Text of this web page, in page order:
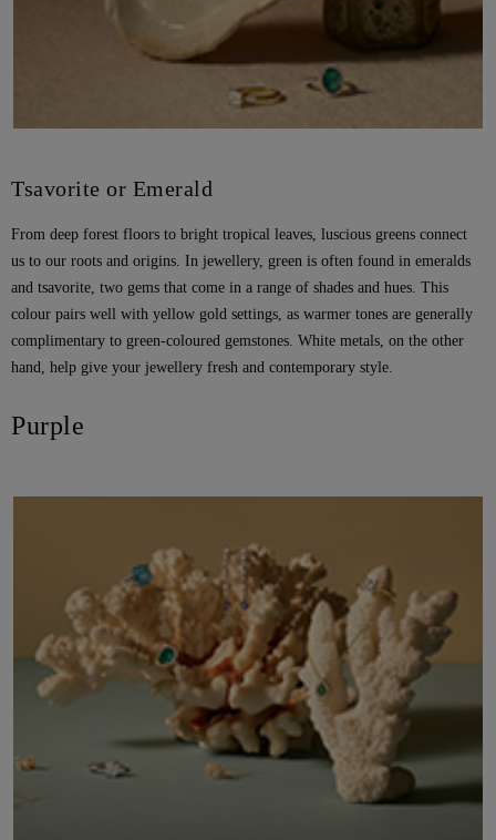
Tsavorite or Emerald
From deep forest floors to bright tropical leaves, luscious greens connect
us to our roots and origins. In jewellery, green is often found in emeralds
and tsavorite, two gems that come in a range of shades and hues. This
colour pairs well with yellow gold settings, as warmer tones are generally
complimentary to green-coloured gemstones. White metals, on the other
hand, help give your jewellery fresh and contemporary style.
Purple